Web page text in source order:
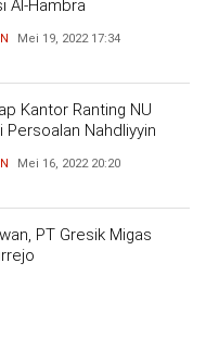
Al-Hambra
Mei 19, 2022 17:34
Kantor Ranting NU
Nahdliyyin
Mei 16, 2022 20:20
PT Gresik Migas